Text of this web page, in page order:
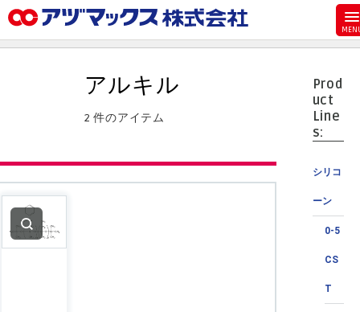
代理店一覧
支払い
Prod
uct
Line
s:
シリコ
ーン
0-5
CS
T
アルキル
2 件のアイテム